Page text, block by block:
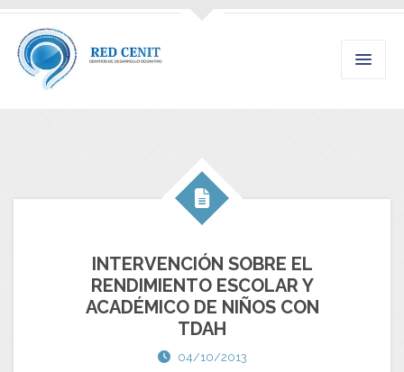
INTERVENCIÓN SOBRE EL
RENDIMIENTO ESCOLAR Y
ACADÉMICO DE NIÑOS CON
TDAH
04/10/2013